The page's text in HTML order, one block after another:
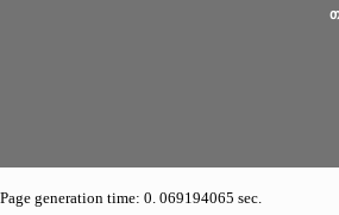
Page generation time: 0. 069194065 sec.